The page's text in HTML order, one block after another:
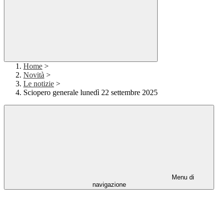
Home >
Novità >
Le notizie >
Sciopero generale lunedì 22 settembre 2025
Menu di
navigazione